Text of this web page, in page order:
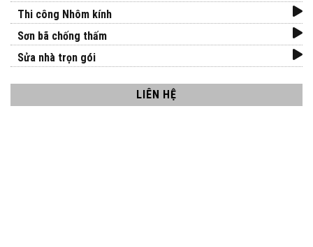
Thi công Nhôm kính
Sơn bã chống thấm
Sửa nhà trọn gói
LIÊN HỆ